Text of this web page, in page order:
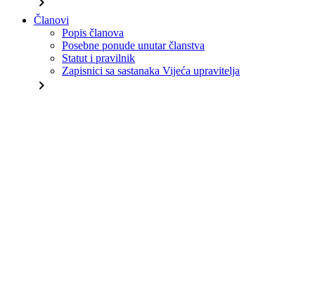
Članovi
Popis članova
Posebne ponude unutar članstva
Statut i pravilnik
Zapisnici sa sastanaka Vijeća upravitelja
chevron_right